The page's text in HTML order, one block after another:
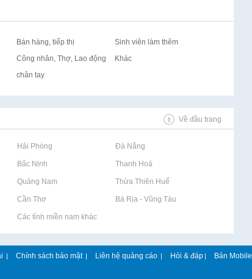
Bán hàng, tiếp thị
Sinh viên làm thêm
Công nhân, Thợ, Lao động
chân tay
Khác
Về đầu trang
tại Hải Phòng Rao vặt tại Đà Nẵng
tại Bắc Ninh Rao vặt tại Thanh Hoá
tại Quảng Nam Rao vặt tại Thừa Thiên Huế
tại Cần Thơ Rao vặt tại Bà Rịa - Vũng Tàu
tại Các tỉnh miền nam khác
| Chính sách bảo mật | Liên hệ quảng cáo | Hỏi & đáp | Bản Mobile